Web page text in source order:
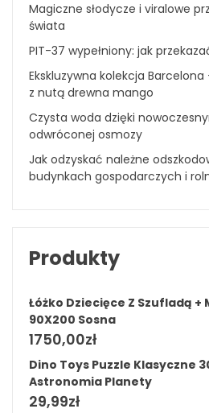
Magiczne słodycze i viralowe
świata
PIT-37 wypełniony: jak
Ekskluzywna kolekcja
z nutą drewna mango
Czysta woda dzięki
odwróconej osmozy
Jak odzyskać należne
budynkach gospodarczych i
Produkty
Łóżko Dziecięce Z Szufladą +
90X200 Sosna
1750,00zł
Dino Toys Puzzle Klasyczne
Astronomia Planety
29,99zł